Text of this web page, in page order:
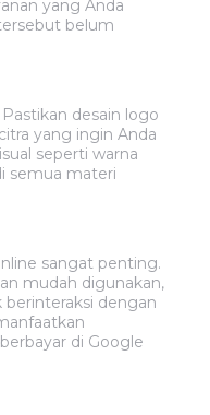
yang Anda
belum
desain logo
yang ingin Anda
seperti warna
semua materi
sangat penting.
mudah digunakan,
dengan
di Google